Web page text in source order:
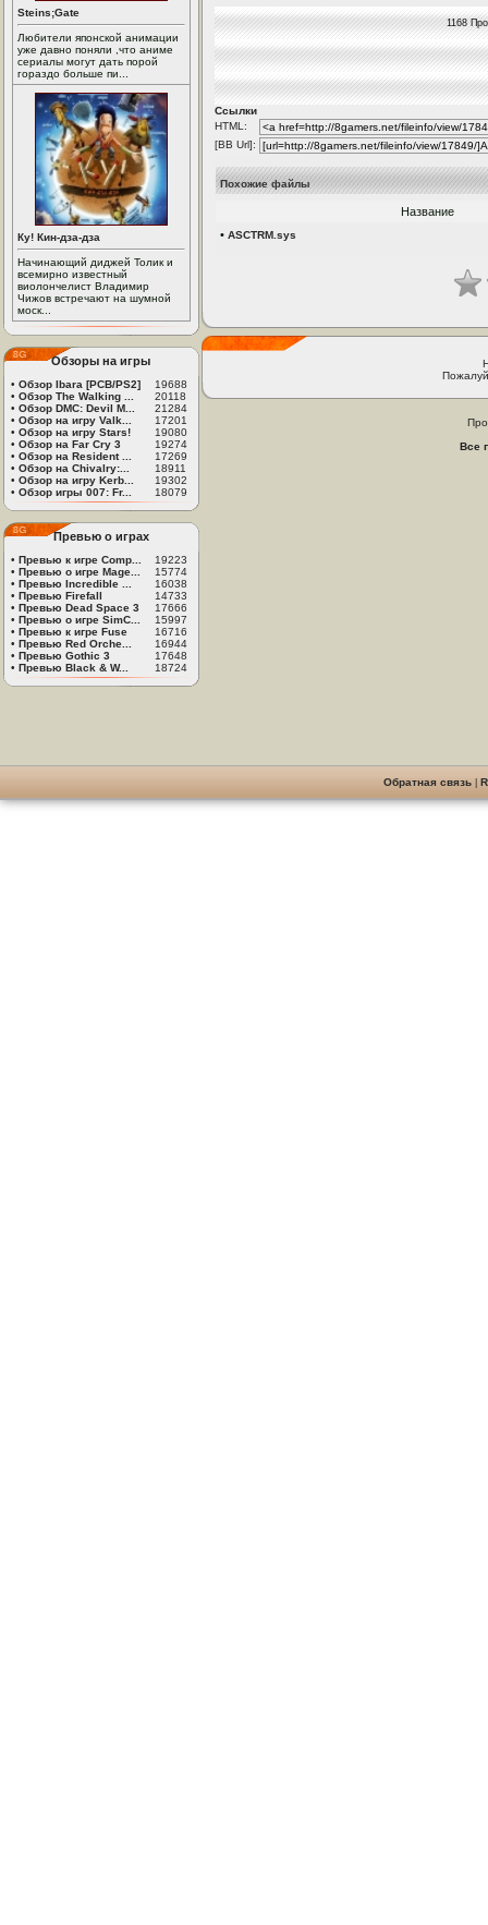
Steins;Gate
Любители японской анимации
уже давно поняли ,что аниме
сериалы могут дать порой
гораздо больше пи...
Ку! Кин-дза-дза
Начинающий диджей Толик и
всемирно известный
виолончелист Владимир
Чижов встречают на шумной
моск...
Обзоры на игры
• Обзор Ibara [PCB/PS2]
19688
• Обзор The Walking ...
20118
• Обзор DMC: Devil M...
21284
• Обзор на игру Valk...
17201
• Обзор на игру Stars!
19080
• Обзор на Far Cry 3
19274
• Обзор на Resident ...
17269
• Обзор на Chivalry:...
18911
• Обзор на игру Kerb...
19302
• Обзор игры 007: Fr... 18079
Превью о играх
• Превью к игре Comp...
19223
• Превью о игре Mage...
15774
• Превью Incredible ...
16038
• Превью Firefall
14733
• Превью Dead Space 3
17666
• Превью о игре SimC...
15997
• Превью к игре Fuse
16716
• Превью Red Orche...
16944
• Превью Gothic 3
17648
• Превью Black & W... 18724
1168
Ссылки
HTML:
[BB Url]:
Похожие файлы
Название
• ASCTRM.sys
Все
Обратная связь